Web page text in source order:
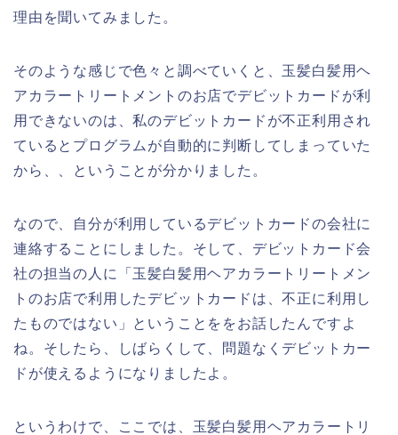
理由を聞いてみました。
そのような感じで色々と調べていくと、玉髪白髪用ヘ
アカラートリートメントのお店でデビットカードが利
用できないのは、私のデビットカードが不正利用され
ているとプログラムが自動的に判断してしまっていた
から、、ということが分かりました。
なので、自分が利用しているデビットカードの会社に
連絡することにしました。そして、デビットカード会
社の担当の人に「玉髪白髪用ヘアカラートリートメン
トのお店で利用したデビットカードは、不正に利用し
たものではない」ということををお話したんですよ
ね。そしたら、しばらくして、問題なくデビットカー
ドが使えるようになりましたよ。
というわけで、ここでは、玉髪白髪用ヘアカラートリ